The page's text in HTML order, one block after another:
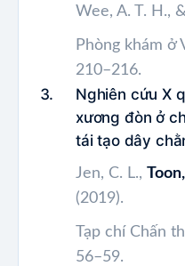
Wee, A. T. H.,
Phòng khám ở
210–216.
Nghiên cứu X
xương đòn ở
tái tạo dây
Jen, C. L.,
(2019).
Tạp chí Chấn
56–59.